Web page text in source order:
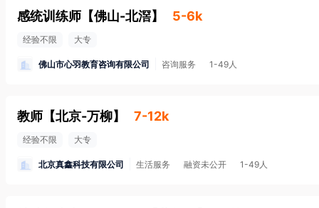
感统训练师 【佛山-北滘】 5-6k
经验不限 大专
佛山市心羽教育咨询有限公司 咨询服务 1-49人
教师 【北京-万柳】 7-12k
经验不限 大专
北京真鑫科技有限公司 生活服务 融资未公开 1-49人